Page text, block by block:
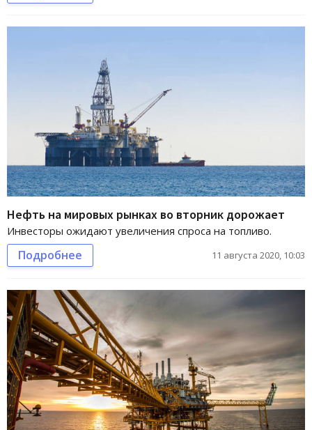
Нефть на мировых рынках во вторник дорожает
Инвесторы ожидают увеличения спроса на топливо.
Подробнее 11 августа 2020, 10:03